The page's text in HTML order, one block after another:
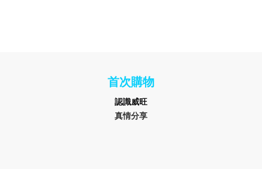
首次購物
認識威旺
真情分享